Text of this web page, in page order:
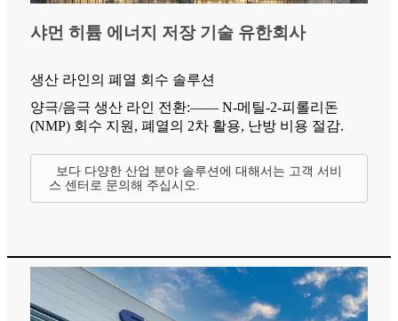
샤먼 히튬 에너지 저장 기술 유한회사
생산 라인의 폐열 회수 솔루션
양극/음극 생산 라인 전환:—— N-메틸-2-피롤리돈
(NMP) 회수 지원, 폐열의 2차 활용, 난방 비용 절감.
보다 다양한 산업 분야 솔루션에 대해서는 고객 서비
스 센터로 문의해 주십시오.